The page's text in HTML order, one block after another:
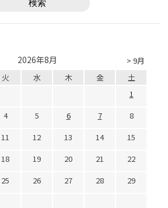
> 9月
2026年8月
火 水 木 金
土
1
4 5 6 7
8
11 12 13 14
15
18 19 20 21
22
25 26 27 28
29